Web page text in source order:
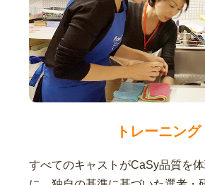
トレーニング
すべてのキャストがCaSy品質を